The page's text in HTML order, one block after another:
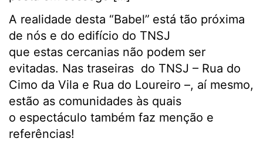
A realidade desta “Babel” está tão próxima
de nós e do edifício do TNSJ
que estas cercanias não podem ser
evitadas. Nas traseiras do TNSJ – Rua do
Cimo da Vila e Rua do Loureiro –, aí mesmo,
estão as comunidades às quais
o espectáculo também faz menção e
referências!